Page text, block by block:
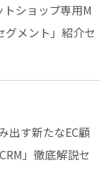
トショップ専用M
グメント」紹介セ
出す新たなEC顧
」徹底解説セ